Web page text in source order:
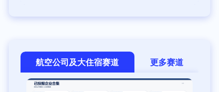
航空公司及大住宿赛道 更多赛道